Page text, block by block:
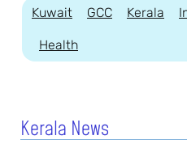
Kuwait GCC Kerala
Health
Kerala News